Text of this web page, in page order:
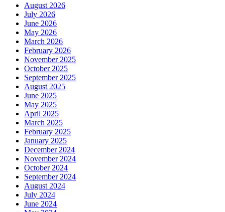
August 2026
July 2026
June 2026
May 2026
March 2026
February 2026
November 2025
October 2025
September 2025
August 2025
June 2025
May 2025
April 2025
March 2025
February 2025
January 2025
December 2024
November 2024
October 2024
September 2024
August 2024
July 2024
June 2024